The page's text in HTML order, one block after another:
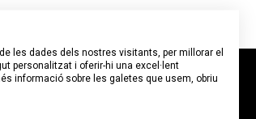
les dades dels nostres visitants, per millorar el
personalitzat i oferir-hi una excel·lent
informació sobre les galetes que usem, obriu